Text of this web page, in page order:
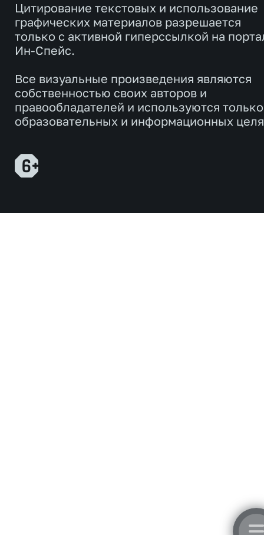
Цитирование текстовых и использование
графических материалов разрешается
только с активной гиперссылкой на
Ин-Спейс.
Все визуальные произведения являются
собственностью своих авторов и
правообладателей и используются
образовательных и информационных